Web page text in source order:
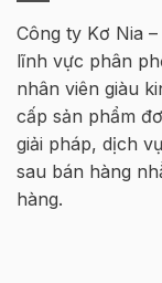
Công ty Kơ Nia
lĩnh vực phân
nhân viên giàu
cấp sản phẩm
giải pháp, dịch
sau bán hàng
hàng.